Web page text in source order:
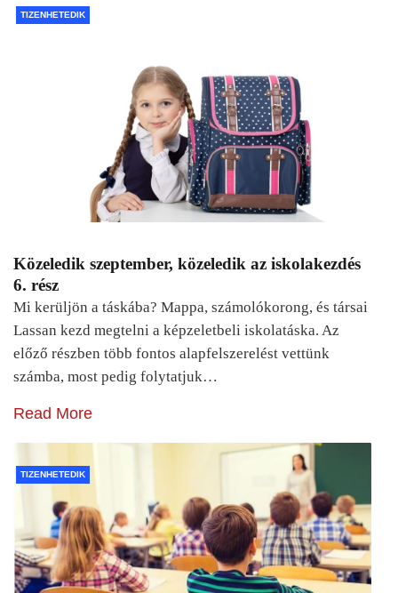
TIZENHETEDIK
Közeledik szeptember, közeledik az iskolakezdés
6. rész
Mi kerüljön a táskába? Mappa, számolókorong, és társai
Lassan kezd megtelni a képzeletbeli iskolatáska. Az
előző részben több fontos alapfelszerelést vettünk
számba, most pedig folytatjuk…
Read More
TIZENHETEDIK